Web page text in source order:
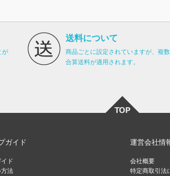
が
送料について
商品ごとに設定されていますが、複
合算送料が適用されます。
ガイド
ド
法
運営会社情
会社概要
特定商取引法